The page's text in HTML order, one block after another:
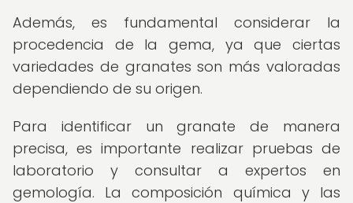
Además, es fundamental considerar la
procedencia de la gema, ya que ciertas
variedades de granates son más valoradas
dependiendo de su origen.
Para identificar un granate de manera
precisa, es importante realizar pruebas de
laboratorio y consultar a expertos en
gemología. La composición química y las